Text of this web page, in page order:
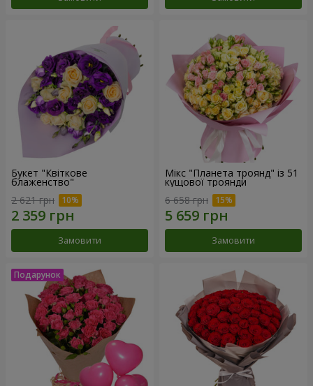
Букет "Квіткове
блаженство"
2 621 грн
Замовити
Мікс "Планета троянд" із 51
кущової троянди
6 658 грн
Замовити